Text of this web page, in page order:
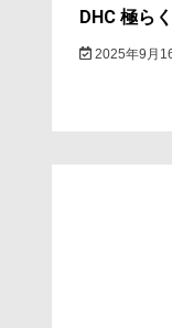
DHC 極ら
2025年9月